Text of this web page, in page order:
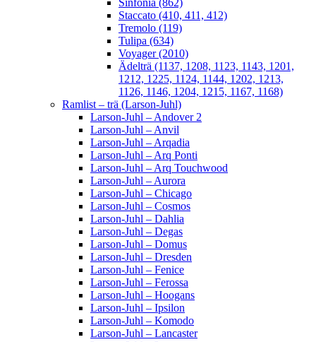
Sinfonia (862)
Staccato (410, 411, 412)
Tremolo (119)
Tulipa (634)
Voyager (2010)
Ädelträ (1137, 1208, 1123, 1143, 1201,
1212, 1225, 1124, 1144, 1202, 1213,
1126, 1146, 1204, 1215, 1167, 1168)
Ramlist – trä (Larson-Juhl)
Larson-Juhl – Andover 2
Larson-Juhl – Anvil
Larson-Juhl – Arqadia
Larson-Juhl – Arq Ponti
Larson-Juhl – Arq Touchwood
Larson-Juhl – Aurora
Larson-Juhl – Chicago
Larson-Juhl – Cosmos
Larson-Juhl – Dahlia
Larson-Juhl – Degas
Larson-Juhl – Domus
Larson-Juhl – Dresden
Larson-Juhl – Fenice
Larson-Juhl – Ferossa
Larson-Juhl – Hoogans
Larson-Juhl – Ipsilon
Larson-Juhl – Komodo
Larson-Juhl – Lancaster